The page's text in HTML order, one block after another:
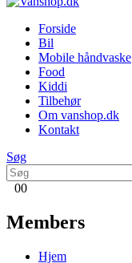
Forside
Bil
Mobile håndvaske
Food
Kiddi
Tilbehør
Om vanshop.dk
Kontakt
Søg
00
Members
Hjem